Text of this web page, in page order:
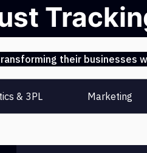
their businesses
& 3PL Marketing